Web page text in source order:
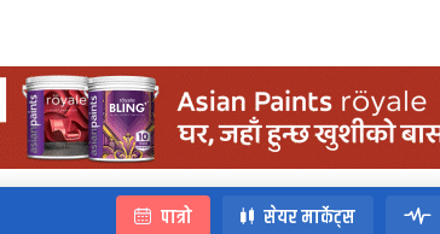
पात्रो सेयर मार्केट्स